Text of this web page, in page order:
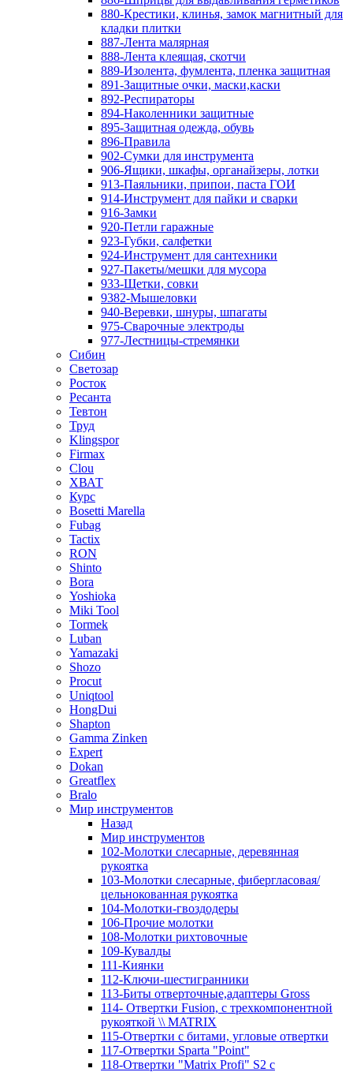
880-Крестики, клинья, замок магнитный для
кладки плитки
887-Лента малярная
888-Лента клеящая, скотчи
889-Изолента, фумлента, пленка защитная
891-Защитные очки, маски,каски
892-Респираторы
894-Наколенники защитные
895-Защитная одежда, обувь
896-Правила
902-Сумки для инструмента
906-Ящики, шкафы, органайзеры, лотки
913-Паяльники, припои, паста ГОИ
914-Инструмент для пайки и сварки
916-Замки
920-Петли гаражные
923-Губки, салфетки
924-Инструмент для сантехники
927-Пакеты/мешки для мусора
933-Щетки, совки
9382-Мышеловки
940-Веревки, шнуры, шпагаты
975-Сварочные электроды
977-Лестницы-стремянки
Сибин
Светозар
Росток
Ресанта
Тевтон
Труд
Klingspor
Firmax
Clou
XВАТ
Курс
Bosetti Marella
Fubag
Tactix
RON
Shinto
Bora
Yoshioka
Miki Tool
Tormek
Luban
Yamazaki
Shozo
Procut
Uniqtool
HongDui
Shapton
Gamma Zinken
Expert
Dokan
Greatflex
Bralo
Мир инструментов
Назад
Мир инструментов
102-Молотки слесарные, деревянная
рукоятка
103-Молотки слесарные, фибергласовая/
цельнокованная рукоятка
104-Молотки-гвоздодеры
106-Прочие молотки
108-Молотки рихтовочные
109-Кувалды
111-Киянки
112-Ключи-шестигранники
113-Биты отверточные,адаптеры Gross
114- Отвертки Fusion, c трехкомпонентной
рукояткой \\ MATRIX
115-Отвертки с битами, угловые отвертки
117-Отвертки Sparta "Point"
118-Отвертки "Matrix Profi" S2 с